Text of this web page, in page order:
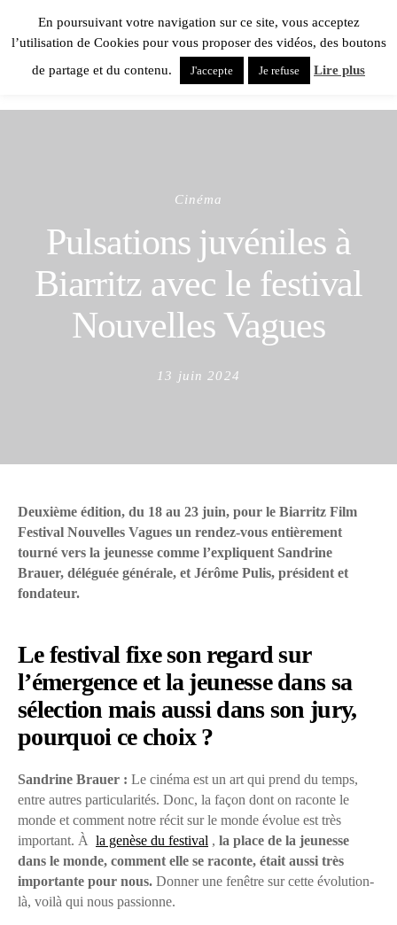
Cinéma
Pulsations juvéniles à
Biarritz avec le festival
Nouvelles Vagues
Posted
13 juin 2024
Deuxième édition, du 18 au 23 juin, pour le Biarritz Film
Festival Nouvelles Vagues un rendez-vous entièrement
tourné vers la jeunesse comme l’expliquent Sandrine
Brauer, déléguée générale, et Jérôme Pulis, président et
fondateur.
Le festival fixe son regard sur
l’émergence et la jeunesse dans sa
sélection mais aussi dans son jury,
pourquoi ce choix ?
Sandrine Brauer : Le cinéma est un art qui prend du temps,
entre autres particularités. Donc, la façon dont on raconte le
monde et comment notre récit sur le monde évolue est très
important. À la genèse du festival , la place de la jeunesse
dans le monde, comment elle se raconte, était aussi très
importante pour nous. Donner une fenêtre sur cette évolution-
là, voilà qui nous passionne.
En poursuivant votre navigation sur ce site, vous acceptez
l’utilisation de Cookies pour vous proposer des vidéos, des boutons
de partage et du contenu.
J'accepte Je refuse Lire plus